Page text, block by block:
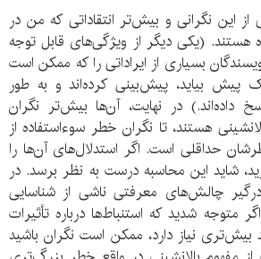
این نگرانی و بیش‌تر انتقاداتی که من در
هستند. (یکی دیگر از ویژگی‌های قابل توجه
بسیاری از ایراداتی را که ممکن است
پیش بیاید، پیش‌بینی کرده‌اند و به طور
داده‌اند.) در نهایت، آن‌ها بیش‌تر نگران
هستند، تا نگران خطر سوء‌استفاده از
حداقلی است. اگر استدلال‌های آن‌ها را
شاید این محاسبه درست به نظر برسد. در
چالش‌های معرفتی ناشی از شناسایی
متوجه شدید که استنباط‌ها درباره تأثیرات
بیش‌تری نیاز دارد، ممکن است نگران باشید